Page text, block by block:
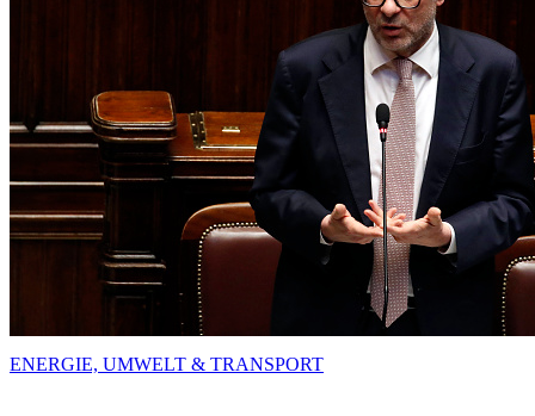
ENERGIE, UMWELT & TRANSPORT